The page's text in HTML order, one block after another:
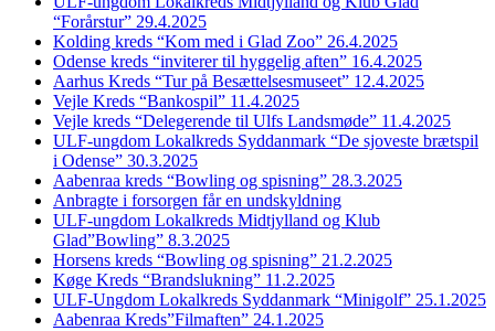
“Forårstur” 29.4.2025
Kolding kreds “Kom med i Glad Zoo” 26.4.2025
Odense kreds “inviterer til hyggelig aften” 16.4.2025
Aarhus Kreds “Tur på Besættelsesmuseet” 12.4.2025
Vejle Kreds “Bankospil” 11.4.2025
Vejle kreds “Delegerende til Ulfs Landsmøde” 11.4.2025
ULF-ungdom Lokalkreds Syddanmark “De sjoveste brætspil
i Odense” 30.3.2025
Aabenraa kreds “Bowling og spisning” 28.3.2025
Anbragte i forsorgen får en undskyldning
ULF-ungdom Lokalkreds Midtjylland og Klub
Glad”Bowling” 8.3.2025
Horsens kreds “Bowling og spisning” 21.2.2025
Køge Kreds “Brandslukning” 11.2.2025
ULF-Ungdom Lokalkreds Syddanmark “Minigolf” 25.1.2025
Aabenraa Kreds”Filmaften” 24.1.2025